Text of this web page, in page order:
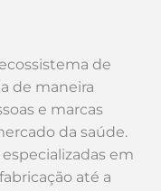
de
de maneira
e marcas
da saúde.
em
até a